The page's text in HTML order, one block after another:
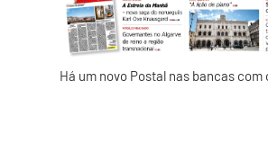
Há um novo Postal nas bancas com